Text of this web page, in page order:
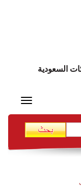
السعودية
Toggle